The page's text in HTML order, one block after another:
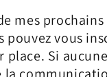
mes
pouvez vous
Si